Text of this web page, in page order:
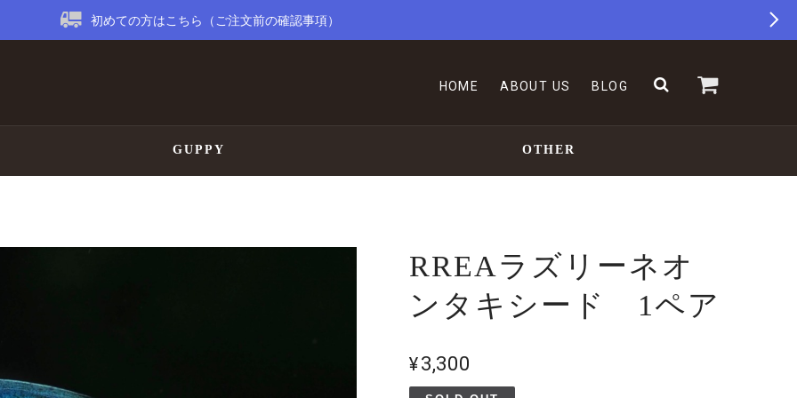
初めての方はこちら（ご注文前の確認事項）
HOME ABOUT US BLOG
GUPPY OTHER
RREAラズリーネオ
ンタキシード 1ペア
¥3,300